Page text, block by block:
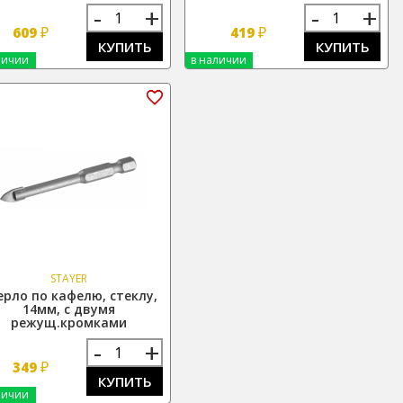
609₽ - +
КУПИТЬ
419₽ - +
КУПИТЬ
в наличии
STAYER
по кафелю, стеклу,
14мм, с двумя
режущ.кромками
349₽ - +
КУПИТЬ